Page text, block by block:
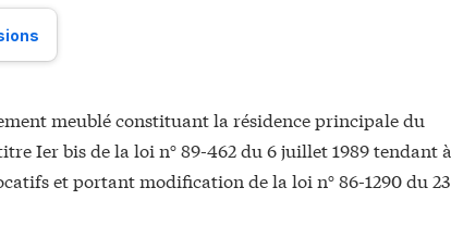
meublé constituant la résidence principale du
Ier bis de la loi n° 89-462 du 6 juillet 1989 tendant à
et portant modification de la loi n° 86-1290 du 23